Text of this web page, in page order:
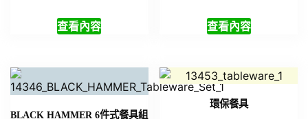
查看內容 查看內容
BLACK HAMMER 6件式餐具組
環保餐具